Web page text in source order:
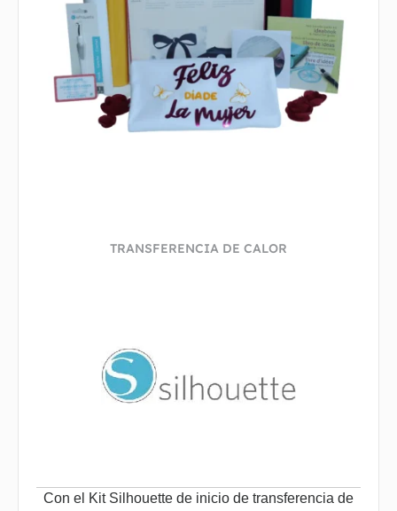
TRANSFERENCIA DE CALOR
Con el Kit Silhouette de inicio de transferencia de